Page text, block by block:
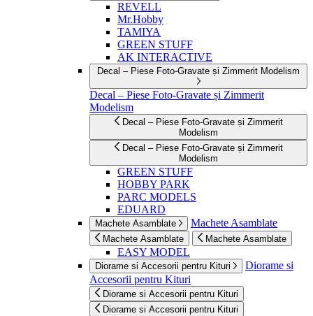
REVELL
Mr.Hobby
TAMIYA
GREEN STUFF
AK INTERACTIVE
Decal – Piese Foto-Gravate și Zimmerit Modelism
Decal – Piese Foto-Gravate și Zimmerit
Modelism
Decal – Piese Foto-Gravate și Zimmerit
Modelism
Decal – Piese Foto-Gravate și Zimmerit
Modelism
GREEN STUFF
HOBBY PARK
PARC MODELS
EDUARD
Machete Asamblate Machete Asamblate
Machete Asamblate Machete Asamblate
EASY MODEL
Diorame si Accesorii pentru Kituri
Diorame si
Accesorii pentru Kituri
Diorame si Accesorii pentru Kituri
Diorame si Accesorii pentru Kituri